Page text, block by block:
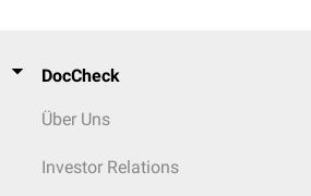
DocCheck
Über Uns
Investor Relations